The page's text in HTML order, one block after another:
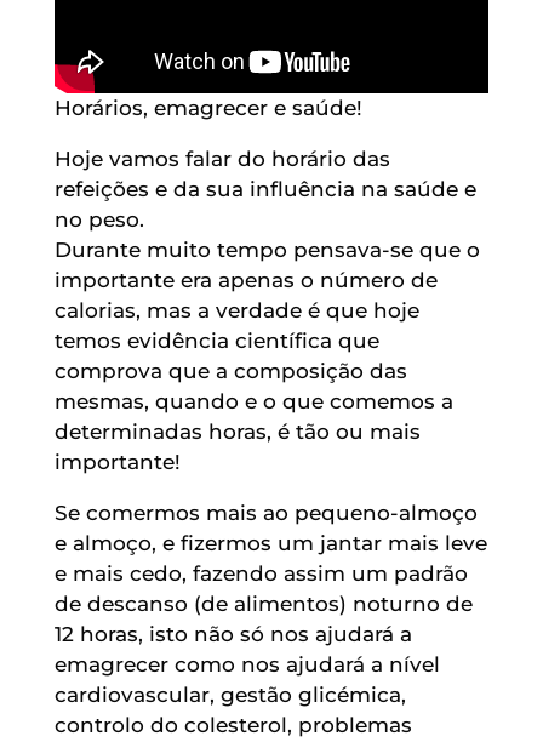
Horários, emagrecer e saúde!
Hoje vamos falar do horário das
refeições e da sua influência na saúde e
no peso.
Durante muito tempo pensava-se que o
importante era apenas o número de
calorias, mas a verdade é que hoje
temos evidência científica que
comprova que a composição das
mesmas, quando e o que comemos a
determinadas horas, é tão ou mais
importante!
Se comermos mais ao pequeno-almoço
e almoço, e fizermos um jantar mais leve
e mais cedo, fazendo assim um padrão
de descanso (de alimentos) noturno de
12 horas, isto não só nos ajudará a
emagrecer como nos ajudará a nível
cardiovascular, gestão glicémica,
controlo do colesterol, problemas